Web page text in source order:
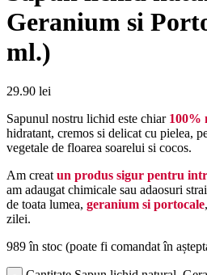
Geranium si
ml.)
29.90 lei
Sapunul nostru lichid este chiar 100%
hidratant, cremos si delicat cu pielea,
vegetale de floarea soarelui si cocos.
Am creatun produs sigur pentru
am adaugat chimicale sau adaosuri
de toata lumea, geranium si portocale
zilei.
989 în stoc (poate fi comandat în